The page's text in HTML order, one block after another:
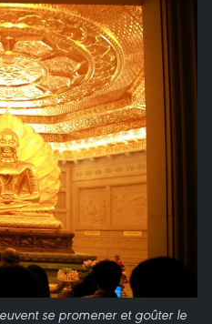
se promener et goûter le